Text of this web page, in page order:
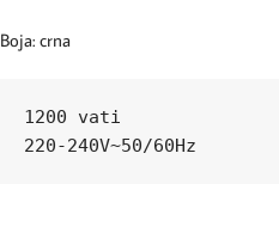
Boja: crna
1200 vati
220-240V~50/60Hz